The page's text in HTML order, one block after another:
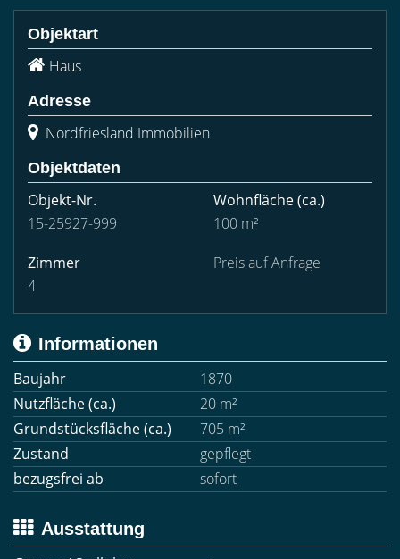
Objektart
Haus
Adresse
Nordfriesland Immobilien
Objektdaten
Objekt-Nr.
15-25927-999
Wohnfläche(ca.)
100 m²
Zimmer
4
Preis auf Anfrage
Informationen
Baujahr
1870
Nutzfläche (ca.)
20 m²
Grundstücksfläche (ca.)
705 m²
Zustand
gepflegt
bezugsfrei ab
sofort
Ausstattung